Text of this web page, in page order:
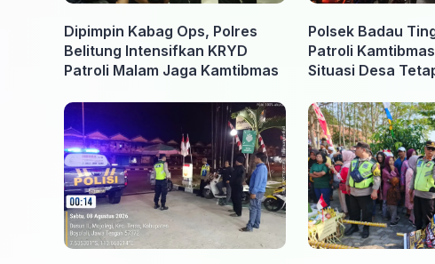
Dipimpin Kabag Ops, Polres
Belitung Intensifkan KRYD
Patroli Malam Jaga Kamtibmas
Polsek Badau
Patroli
Situasi Desa